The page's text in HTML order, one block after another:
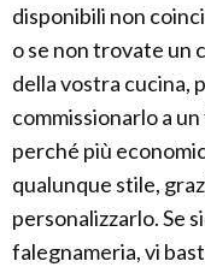
disponibili non
o se non trovate un
della vostra cucina,
commissionarlo a
perché più
qualunque stile,
personalizzarlo. Se
falegnameria, vi